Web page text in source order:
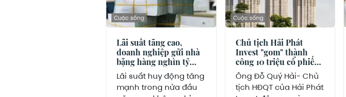
Cuộc sống
Lãi suất tăng cao,
doanh nghiệp gửi nhà
băng hàng nghìn tỷ
đồng
Lãi suất huy động tăng
mạnh trong nửa đầu
Cuộc sống
Chủ tịch Hải Phát
Invest "gom" thành
công 10 triệu cổ phiếu
HPX
Ông Đỗ Quý Hải- Chủ
tịch HĐQT của Hải Phát